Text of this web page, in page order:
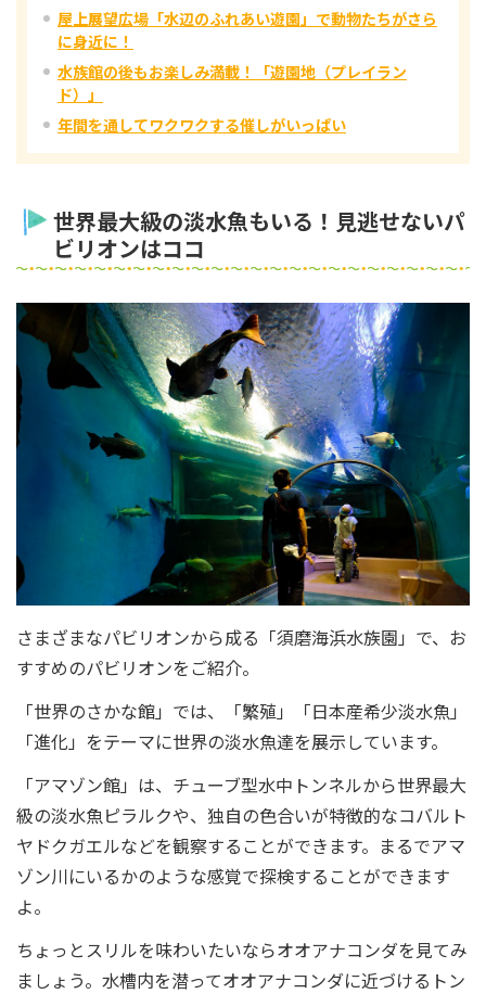
屋上展望広場「水辺のふれあい遊園」で動物たちがさら
に身近に！
水族館の後もお楽しみ満載！「遊園地（プレイラン
ド）」
年間を通してワクワクする催しがいっぱい
世界最大級の淡水魚もいる！見逃せないパ
ビリオンはココ
さまざまなパビリオンから成る「須磨海浜水族園」で、お
すすめのパビリオンをご紹介。
「世界のさかな館」では、「繁殖」「日本産希少淡水魚」
「進化」をテーマに世界の淡水魚達を展示しています。
「アマゾン館」は、チューブ型水中トンネルから世界最大
級の淡水魚ピラルクや、独自の色合いが特徴的なコバルト
ヤドクガエルなどを観察することができます。まるでアマ
ゾン川にいるかのような感覚で探検することができます
よ。
ちょっとスリルを味わいたいならオオアナコンダを見てみ
ましょう。水槽内を潜ってオオアナコンダに近づけるトン